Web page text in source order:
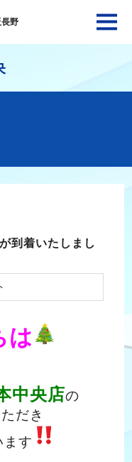
野
到着いたしまし
は
中央店の
だき
ます